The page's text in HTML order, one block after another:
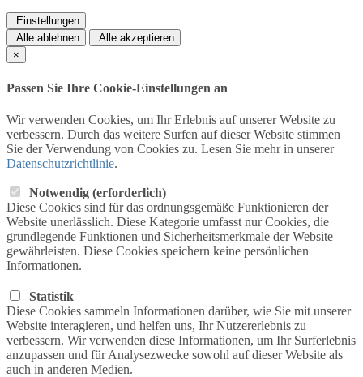
Einstellungen
Alle ablehnen
Alle akzeptieren
×
Passen Sie Ihre Cookie-Einstellungen an
Wir verwenden Cookies, um Ihr Erlebnis auf unserer Website zu
verbessern. Durch das weitere Surfen auf dieser Website stimmen
Sie der Verwendung von Cookies zu. Lesen Sie mehr in unserer
Datenschutzrichtlinie.
Notwendig (erforderlich)
Diese Cookies sind für das ordnungsgemäße Funktionieren der
Website unerlässlich. Diese Kategorie umfasst nur Cookies, die
grundlegende Funktionen und Sicherheitsmerkmale der Website
gewährleisten. Diese Cookies speichern keine persönlichen
Informationen.
Statistik
Diese Cookies sammeln Informationen darüber, wie Sie mit unserer
Website interagieren, und helfen uns, Ihr Nutzererlebnis zu
verbessern. Wir verwenden diese Informationen, um Ihr Surferlebnis
anzupassen und für Analysezwecke sowohl auf dieser Website als
auch in anderen Medien.